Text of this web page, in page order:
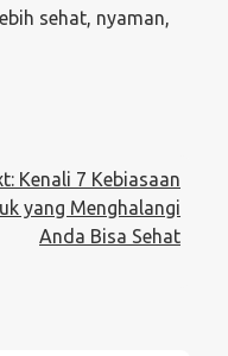
sehat, nyaman,
Kenali 7 Kebiasaan
yang Menghalangi
Anda Bisa Sehat